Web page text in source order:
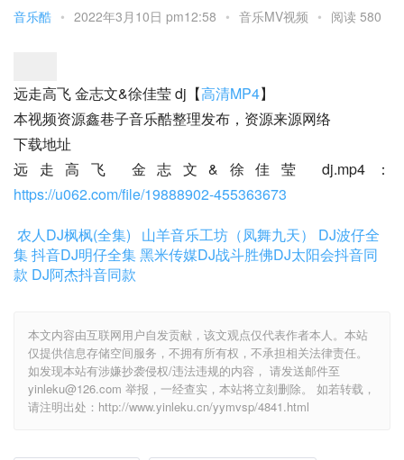
音乐酷 • 2022年3月10日 pm12:58 • 音乐MV视频 • 阅读 580
远走高飞 金志文&徐佳莹 dj【高清MP4】
本视频资源鑫巷子音乐酷整理发布，资源来源网络
下载地址
远走高飞 金志文&徐佳莹 dj.mp4：
https://u062.com/file/19888902-455363673
农人DJ枫枫(全集)
山羊音乐工坊（凤舞九天）
DJ波仔全
集抖音DJ明仔全集黑米传媒DJ战斗胜佛DJ太阳会抖音同
款 DJ阿杰抖音同款
本文内容由互联网用户自发贡献，该文观点仅代表作者本人。本站
仅提供信息存储空间服务，不拥有所有权，不承担相关法律责任。
如发现本站有涉嫌抄袭侵权/违法违规的内容， 请发送邮件至
yinleku@126.com 举报，一经查实，本站将立刻删除。 如若转载，
请注明出处：http://www.yinleku.cn/yymvsp/4841.html